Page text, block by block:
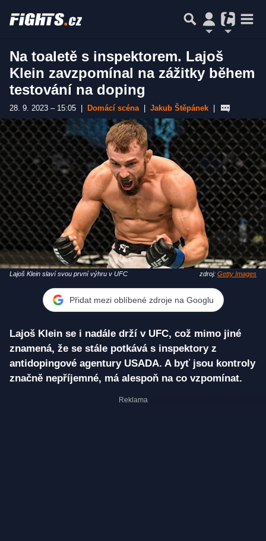
Na toaletě s inspektorem. Lajoš
Klein zavzpomínal na zážitky během
testování na doping
28. 9. 2023 – 15:05 Domácí scéna Jakub Štěpánek
Lajoš Klein slaví svou první výhru v UFC zdroj: Getty Images
Přidat mezi oblíbené zdroje na Googlu
Lajoš Klein se i nadále drží v UFC, což mimo jiné
znamená, že se stále potkává s inspektory z
antidopingové agentury USADA. A byť jsou kontroly
značně nepříjemné, má alespoň na co vzpomínat.